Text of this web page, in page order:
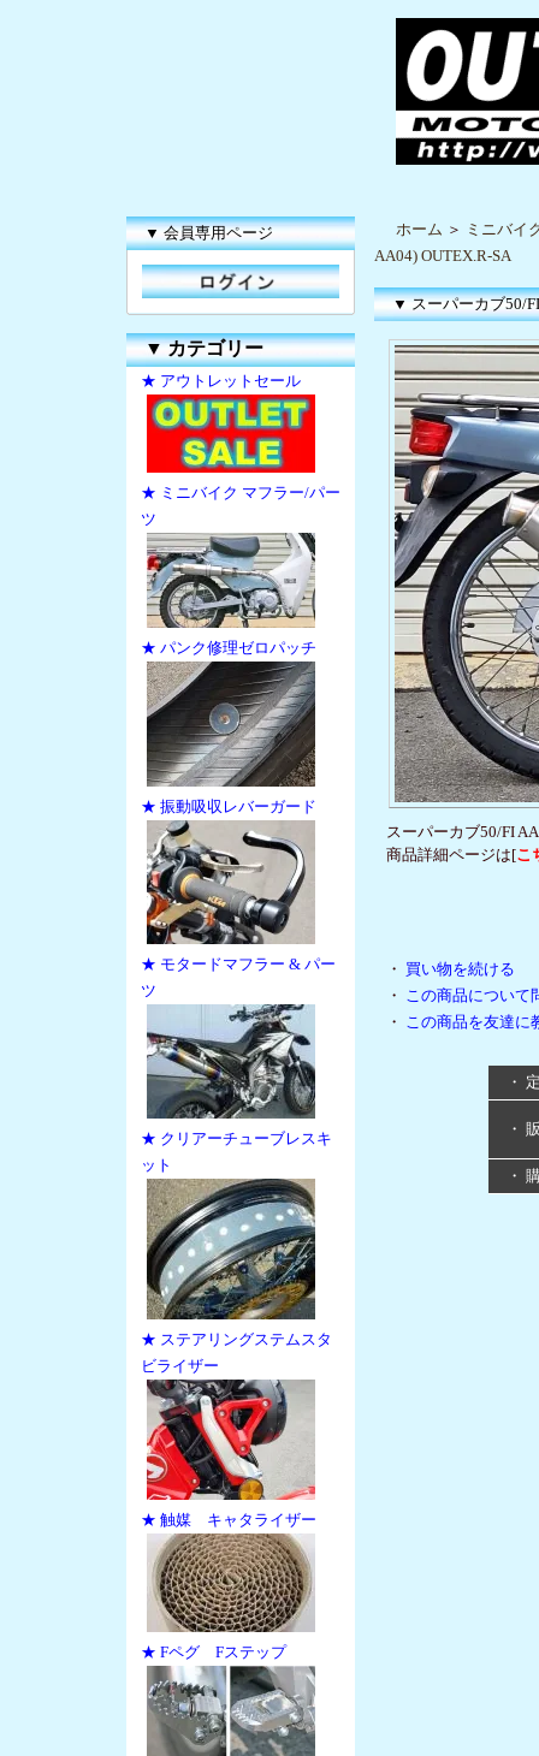
▼ 会員専用ページ
▼カテゴリー
★ アウトレットセール
★ ミニバイク マフラー/パー
ツ
★ パンク修理ゼロパッチ
★ 振動吸収レバーガード
★ モタードマフラー & パー
ツ
★ クリアーチューブレスキ
ット
★ ステアリングステムスタ
ビライザー
★ 触媒 キャタライザー
★ Fペグ Fステップ
ホーム ＞ ミニバイ
AA04) OUTEX.R-SA
▼ スーパーカブ50/FI
スーパーカブ50/FI
商品詳細ページは[こ
・ 買い物を続ける
・ この商品について
・ この商品を友達に
・
・
・